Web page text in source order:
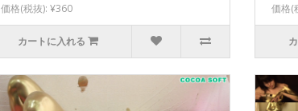
価格(税抜): ¥360
カートに入れる
価格(